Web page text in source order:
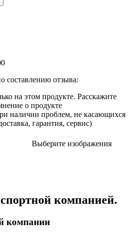
составлению отзыва:
на этом продукте. Расскажите
о продукте
наличии проблем, не касающихся
гарантия, сервис)
Выберите изображения
компанией.
компании